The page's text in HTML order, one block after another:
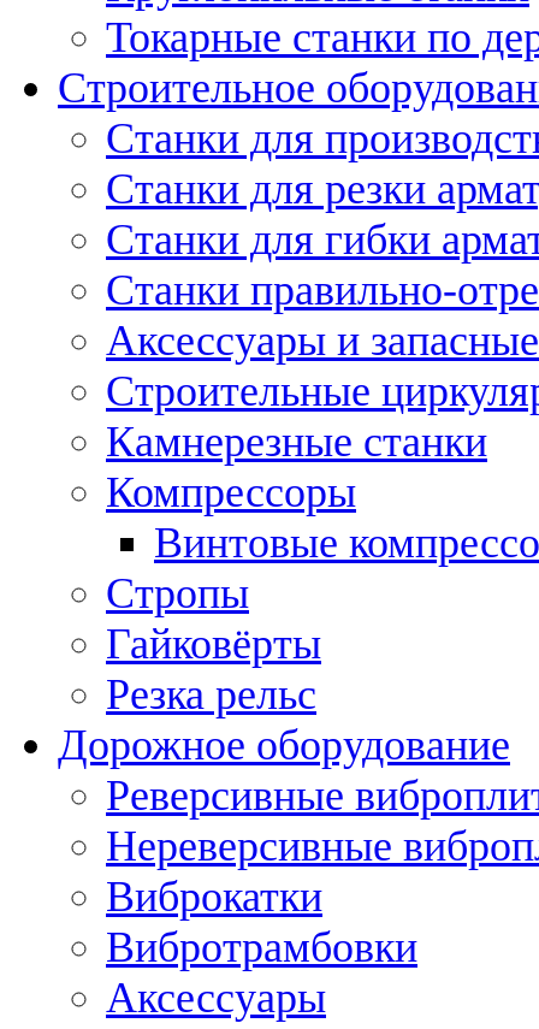
Токарные станки по
Строительное
Станки для
Станки для резки
Станки для гибки
Станки правильно-
Аксессуары и
Строительные
Камнерезные станки
Компрессоры
Винтовые
Стропы
Гайковёрты
Резка рельс
Дорожное оборудование
Реверсивные
Нереверсивные
Виброкатки
Вибротрамбовки
Аксессуары